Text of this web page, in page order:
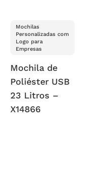
Mochilas
Personalizadas com
Logo para
Empresas
Mochila de
Poliéster USB
23 Litros –
X14866